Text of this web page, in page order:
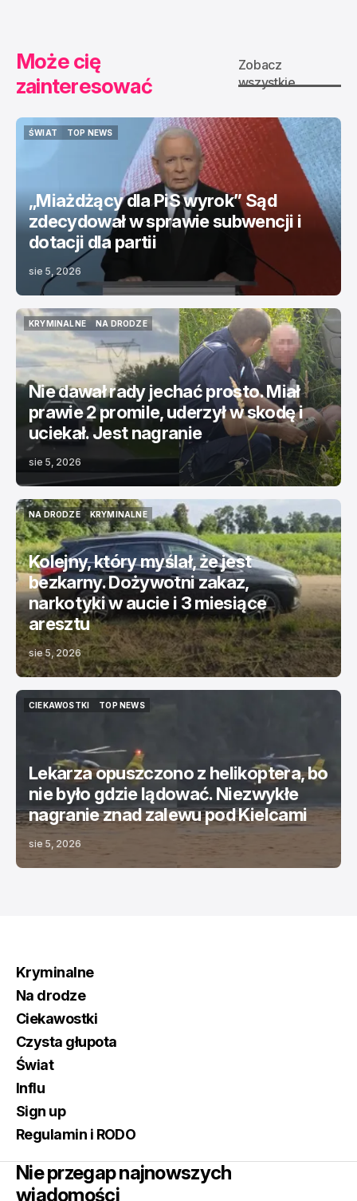
Może cię
zainteresować
Zobacz
wszystkie
ŚWIAT
TOP NEWS
„Miażdżący dla PiS wyrok” Sąd
zdecydował w sprawie subwencji i
dotacji dla partii
sie 5, 2026
KRYMINALNE
KRYMINALNE
NA DRODZE
NA DRODZE
Nie dawał rady jechać prosto. Miał
prawie 2 promile, uderzył w skodę i
uciekał. Jest nagranie
sie 5, 2026
NA DRODZE
NA DRODZE
KRYMINALNE
KRYMINALNE
Kolejny, który myślał, że jest
bezkarny. Dożywotni zakaz,
narkotyki w aucie i 3 miesiące
aresztu
sie 5, 2026
CIEKAWOSTKI
TOP NEWS
Lekarza opuszczono z helikoptera, bo
nie było gdzie lądować. Niezwykłe
nagranie znad zalewu pod Kielcami
sie 5, 2026
Kryminalne
Na drodze
Ciekawostki
Czysta głupota
Świat
Influ
Sign up
Regulamin i RODO
Nie przegap najnowszych
wiadomości